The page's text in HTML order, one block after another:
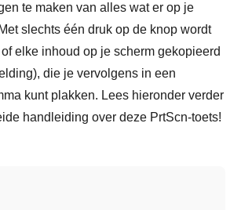
te maken van alles wat er op je
slechts één druk op de knop wordt
elke inhoud op je scherm gekopieerd
die je vervolgens in een
kunt plakken. Lees hieronder verder
handleiding over deze PrtScn-toets!